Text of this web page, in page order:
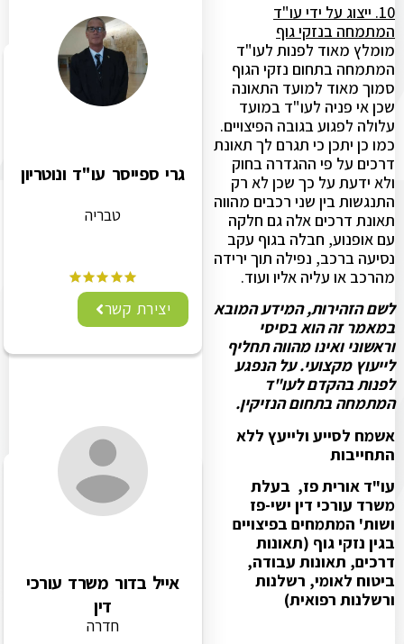
10. ייצוג על ידי עו"ד
המתמחה בנזקי גוף
מומלץ מאוד לפנות לעו"ד
המתמחה בתחום נזקי הגוף
סמוך מאוד למועד התאונה
שכן אי פניה לעו"ד במועד
עלולה לפגוע בגובה הפיצויים.
כמו כן יתכן כי תגרם לך תאונת
דרכים על פי ההגדרה בחוק
ולא ידעת על כך שכן לא רק
התנגשות בין שני רכבים מהווה
תאונת דרכים אלה גם חלקה
עם אופנוע, חבלה בגוף עקב
נסיעה ברכב, נפילה תוך ירידה
מהרכב או עליה אליו ועוד.
לשם הזהירות, המידע המובא
במאמר זה הוא בסיסי
וראשוני ואינו מהווה תחליף
לייעוץ מקצועי. על הנפגע
לפנות בהקדם לעו"ד
המתמחה בתחום הנזיקין.
אשמח לסייע ולייעץ ללא
התחייבות
עו"ד אורית פז, בעלת
משרד עורכי דין ישי-פז
ושות' המתמחים בפיצויים
בגין נזקי גוף (תאונות
דרכים, תאונות עבודה,
ביטוח לאומי, רשלנות
ורשלנות רפואית)
גרי ספייסר עו"ד ונוטריון
טבריה
יצירת קשר
אייל בדור משרד עורכי
דין
חדרה